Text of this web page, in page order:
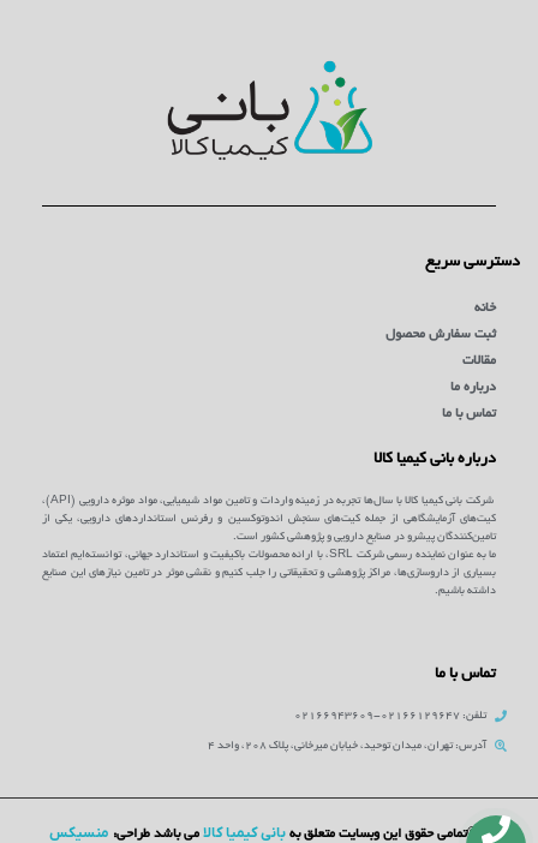
دسترسی سریع
خانه
ثبت سفارش محصول
مقالات
درباره ما
تماس با ما
درباره بانی کیمیا کالا
شرکت بانی کیمیا کالا با سال‌ها تجربه در زمینه واردات و تامین مواد شیمیایی، مواد موثره دارویی (API)،
کیت‌های آزمایشگاهی از جمله کیت‌های سنجش اندوتوکسین و رفرنس استانداردهای دارویی، یکی از
تامین‌کنندگان پیشرو در صنایع دارویی و پژوهشی کشور است.
ما به عنوان نماینده رسمی شرکت SRL، با ارائه محصولات باکیفیت و استاندارد جهانی، توانسته‌ایم اعتماد
بسیاری از داروسازی‌ها، مراکز پژوهشی و تحقیقاتی را جلب کنیم و نقشی موثر در تامین نیازهای این صنایع
داشته باشیم.
تماس با ما
تلفن: 02166129647-02166943609
آدرس: تهران، میدان توحید، خیابان میرخانی، پلاک 208، واحد 4
©تمامی حقوق این وبسایت متعلق به بانی کیمیا کالا می باشد طراحی: منسیکس